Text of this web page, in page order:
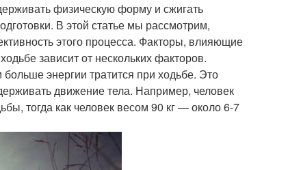
физическую форму и сжигать
В этой статье мы рассмотрим,
этого процесса. Факторы, влияющие
зависит от нескольких факторов.
энергии тратится при ходьбе. Это
движение тела. Например, человек
тогда как человек весом 90 кг — около 6-7